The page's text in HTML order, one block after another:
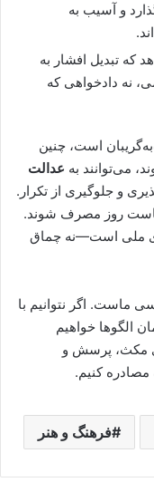
و آسیب به
که تبدیل افشار به
نه دادخواهی که
است، چنین
می‌توانند به عدالت
و جلوگیری از تکرار.
روز مصرف شوند.
ملی است—نه چماق
ماست. اگر نتوانیم با
الگوها خواهیم
مکث، پرسش و
مصادره کنیم.
فرهنگ و هنر